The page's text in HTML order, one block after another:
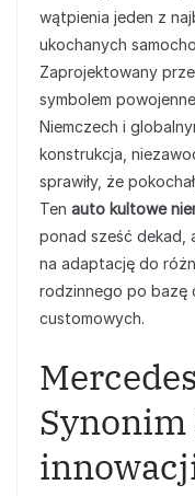
wątpienia jeden z
ukochanych
Zaprojektowany
symbolem
Niemczech i
konstrukcja,
sprawiły, że
Ten auto kultowe
ponad sześć dekad,
na adaptację do
rodzinnego po bazę
customowych.